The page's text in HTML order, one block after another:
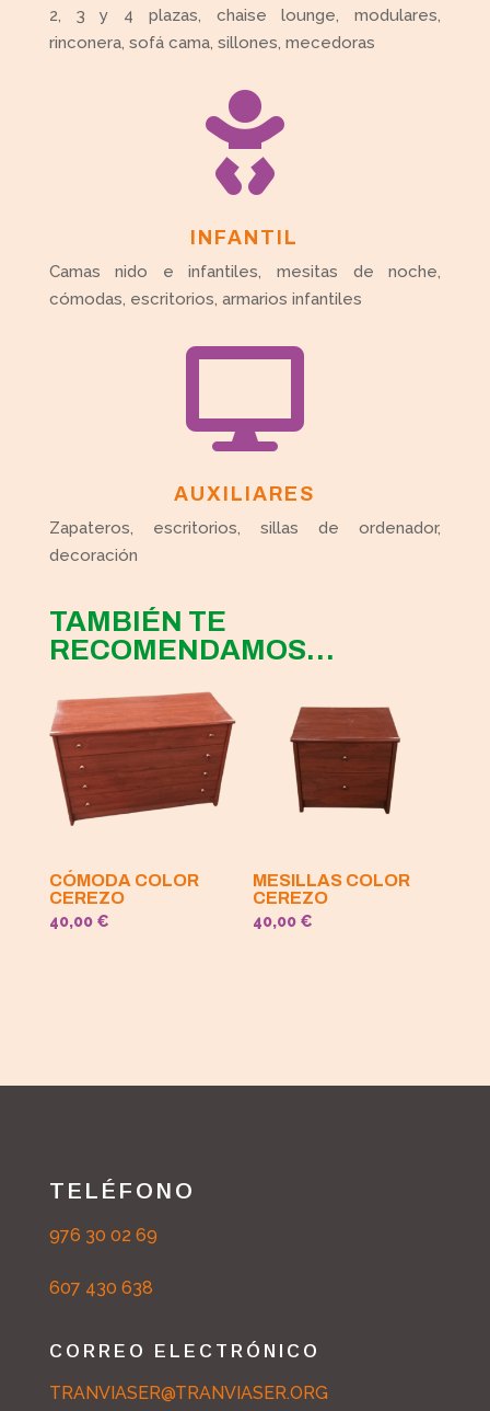
2, 3 y 4 plazas, chaise lounge, modulares,
rinconera, sofá cama, sillones, mecedoras

INFANTIL
Camas nido e infantiles, mesitas de noche,
cómodas, escritorios, armarios infantiles

AUXILIARES
Zapateros, escritorios, sillas de ordenador,
decoración
TAMBIÉN TE
RECOMENDAMOS…
CÓMODA COLOR
CEREZO
40,00 €
MESILLAS COLOR
CEREZO
40,00 €
TELÉFONO
976 30 02 69
607 430 638
CORREO ELECTRÓNICO
TRANVIASER@TRANVIASER.ORG